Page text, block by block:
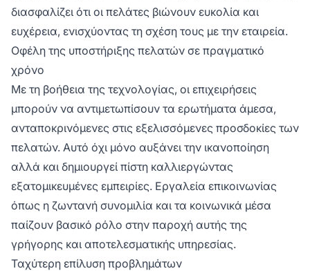
διασφαλίζει ότι οι πελάτες βιώνουν ευκολία και
ευχέρεια, ενισχύοντας τη σχέση τους με την εταιρεία.
Οφέλη της υποστήριξης πελατών σε πραγματικό
χρόνο
Με τη βοήθεια της τεχνολογίας, οι επιχειρήσεις
μπορούν να αντιμετωπίσουν τα ερωτήματα άμεσα,
ανταποκρινόμενες στις εξελισσόμενες προσδοκίες των
πελατών. Αυτό όχι μόνο αυξάνει την ικανοποίηση
αλλά και δημιουργεί πίστη καλλιεργώντας
εξατομικευμένες εμπειρίες. Εργαλεία επικοινωνίας
όπως η ζωντανή συνομιλία και τα κοινωνικά μέσα
παίζουν βασικό ρόλο στην παροχή αυτής της
γρήγορης και αποτελεσματικής υπηρεσίας.
Ταχύτερη επίλυση προβλημάτων